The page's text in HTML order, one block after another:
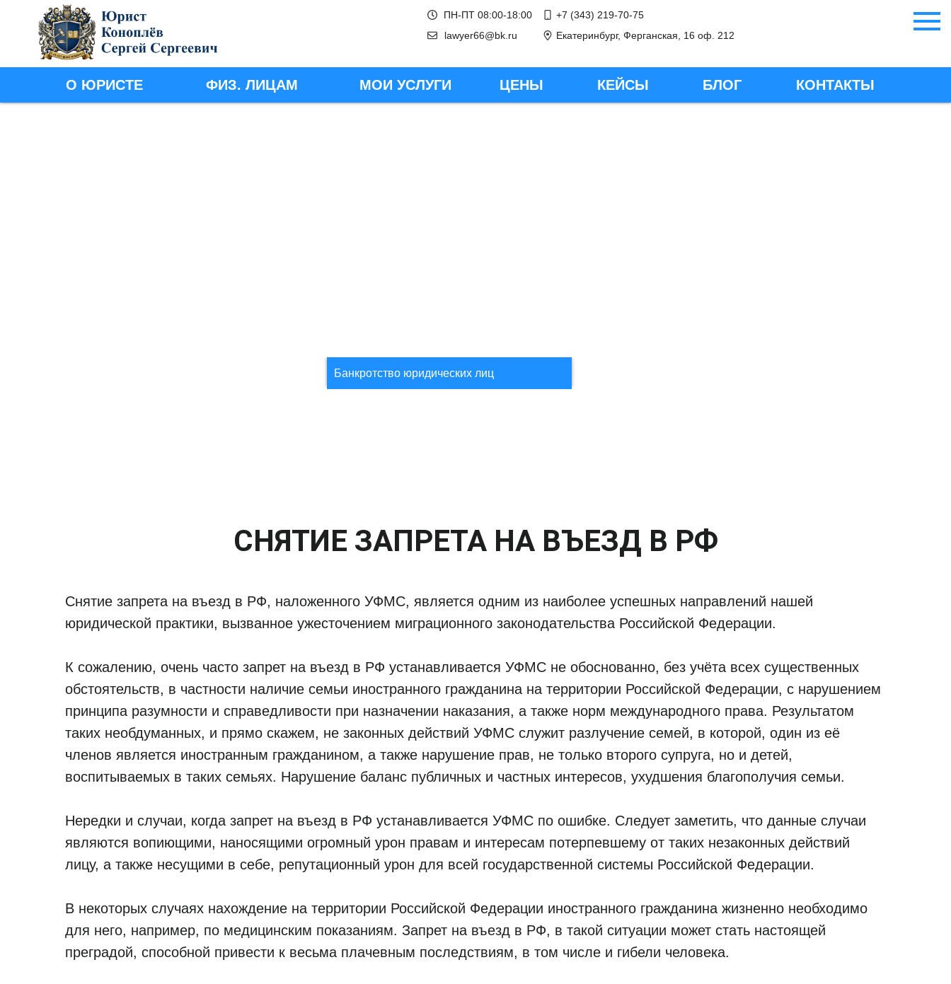
КЕЙСЫ
О ЮРИСТЕ ЦЕНЫ БЛОГ КОНТАКТЫ
ПН-ПТ 08:00-18:00
lawyer66@bk.ru
Екатеринбург, Ферганская, 16 оф. 212
+7 (343) 219-70-75
ФИЗ. ЛИЦАМ МОИ УСЛУГИ
Банкротство юридических лиц
СНЯТИЕ ЗАПРЕТА НА ВЪЕЗД В РФ
Снятие запрета на въезд в РФ, наложенного УФМС, является одним из наиболее успешных направлений нашей
юридической практики, вызванное ужесточением миграционного законодательства Российской Федерации.
К сожалению, очень часто запрет на въезд в РФ устанавливается УФМС не обоснованно, без учёта всех существенных
обстоятельств, в частности наличие семьи иностранного гражданина на территории Российской Федерации, с нарушением
принципа разумности и справедливости при назначении наказания, а также норм международного права. Результатом
таких необдуманных, и прямо скажем, не законных действий УФМС служит разлучение семей, в которой, один из её
членов является иностранным гражданином, а также нарушение прав, не только второго супруга, но и детей,
воспитываемых в таких семьях. Нарушение баланс публичных и частных интересов, ухудшения благополучия семьи.
Нередки и случаи, когда запрет на въезд в РФ устанавливается УФМС по ошибке. Следует заметить, что данные случаи
являются вопиющими, наносящими огромный урон правам и интересам потерпевшему от таких незаконных действий
лицу, а также несущими в себе, репутационный урон для всей государственной системы Российской Федерации.
В некоторых случаях нахождение на территории Российской Федерации иностранного гражданина жизненно необходимо
для него, например, по медицинским показаниям. Запрет на въезд в РФ, в такой ситуации может стать настоящей
преградой, способной привести к весьма плачевным последствиям, в том числе и гибели человека.